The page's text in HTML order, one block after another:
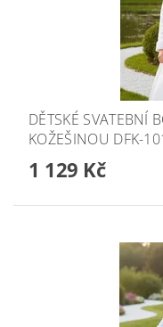
DĚTSKÉ SVATEBNÍ
KOŽEŠINOU DFK-
1 129 Kč